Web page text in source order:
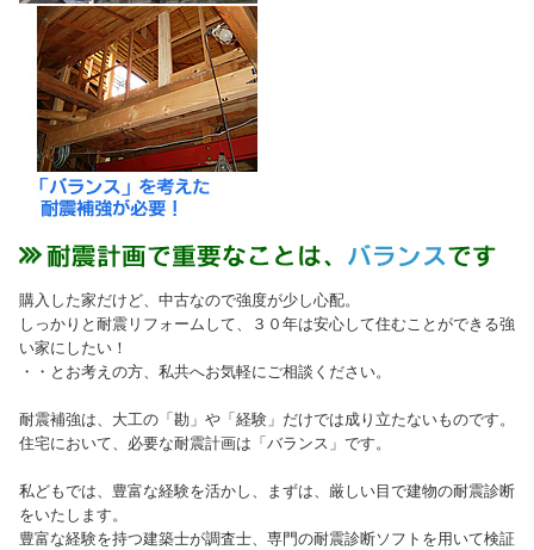
購入した家だけど、中古なので強度が少し心配。
しっかりと耐震リフォームして、３０年は安心して住むことができる強
い家にしたい！
・・とお考えの方、私共へお気軽にご相談ください。
耐震補強は、大工の「勘」や「経験」だけでは成り立たないものです。
住宅において、必要な耐震計画は「バランス」です。
私どもでは、豊富な経験を活かし、まずは、厳しい目で建物の耐震診断
をいたします。
豊富な経験を持つ建築士が調査士、専門の耐震診断ソフトを用いて検証